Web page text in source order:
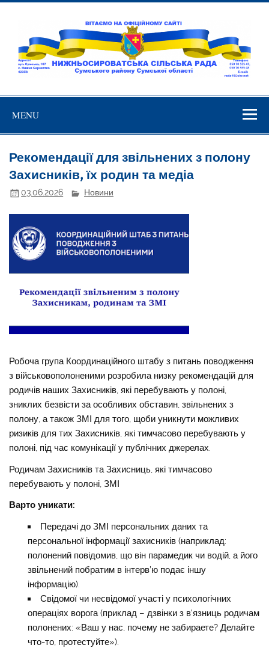
Skip
сільська
MENU
Рекомендації для звільнених з полону
Захисників, їх родин та медіа
03.06.2026 Новини
Робоча група Координаційного штабу з питань поводження
з військовополоненими розробила низку рекомендацій для
родичів наших Захисників, які перебувають у полоні,
зниклих безвісти за особливих обставин, звільнених з
полону, а також ЗМІ для того, щоби уникнути можливих
ризиків для тих Захисників, які тимчасово перебувають у
полоні, під час комунікації у публічних джерелах.
Родичам Захисників та Захисниць, які тимчасово
перебувають у полоні, ЗМІ
Варто уникати:
Передачі до ЗМІ персональних даних та
персональної інформації захисників (наприклад:
полонений повідомив, що він парамедик чи водій, а його
звільнений побратим в інтерв’ю подає іншу
інформацію).
Свідомої чи несвідомої участі у психологічних
операціях ворога (приклад – дзвінки з в’язниць родичам
полонених: «Ваш у нас, почему не забираете? Делайте
что-то, протестуйте»).